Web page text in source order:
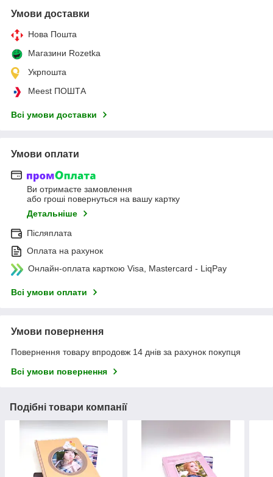
Умови доставки
Нова Пошта
Магазини Rozetka
Укрпошта
Meest ПОШТА
Всі умови доставки
Умови оплати
Ви отримаєте замовлення
або гроші повернуться на вашу картку
Детальніше
Післяплата
Оплата на рахунок
Онлайн-оплата карткою Visa, Mastercard - LiqPay
Всі умови оплати
Умови повернення
Повернення товару впродовж 14 днів за рахунок покупця
Всі умови повернення
Подібні товари компанії